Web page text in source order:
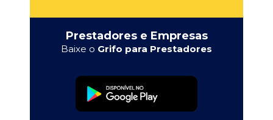
Prestadores e Empresas
Baixe o Grifo para Prestadores